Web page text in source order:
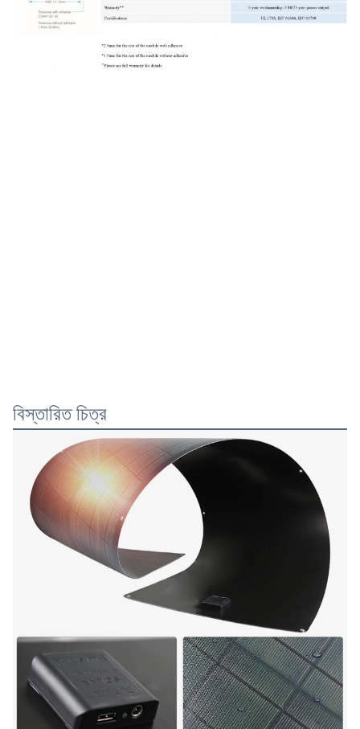
বিস্তারিত চিত্র